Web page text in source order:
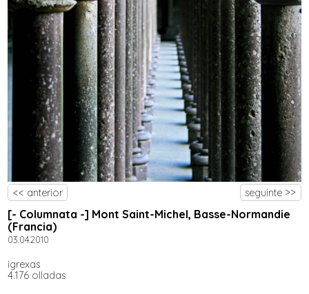
<< anterior seguinte >>
[- Columnata -] Mont Saint-Michel, Basse-Normandie
(Francia)
03.04.2010
igrexas
4.176 olladas